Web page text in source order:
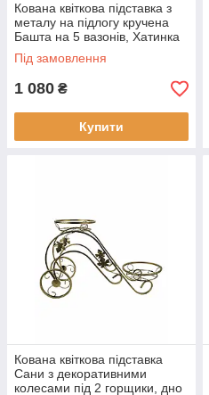
Кована квіткова підставка з
металу на підлогу кручена
Башта на 5 вазонів, Хатинка
138 см
Під замовлення
1 080 ₴
Купити
Кована квіткова підставка
Сани з декоративними
колесами під 2 горщики, дно